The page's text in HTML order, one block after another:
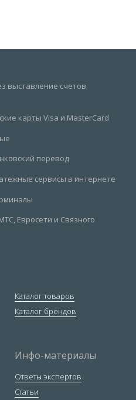
Каталог товаров
Каталог брендов
Инфо-материалы
Ответы экспертов
Статьи